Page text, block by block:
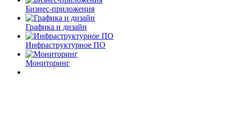
Бизнес-приложения
Графика и дизайн
Инфраструктурное ПО
Мониторинг